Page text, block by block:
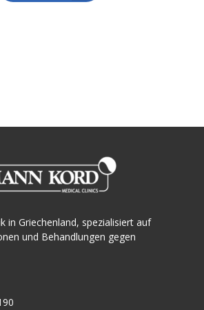
in Griechenland, spezialisiert auf
und Behandlungen gegen